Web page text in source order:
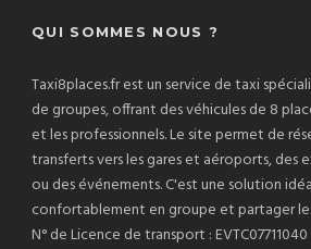
QUI SOMMES NOUS ?
Taxi8places.fr est un service de taxi
de groupes, offrant des véhicules de 8
et les professionnels. Le site permet de
transferts vers les gares et aéroports, des
ou des événements. C'est une solution
confortablement en groupe et partager
N° de Licence de transport : EVTC07711040